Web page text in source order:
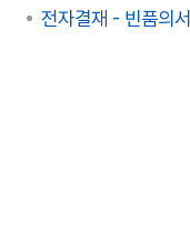
전자결재 - 빈품의